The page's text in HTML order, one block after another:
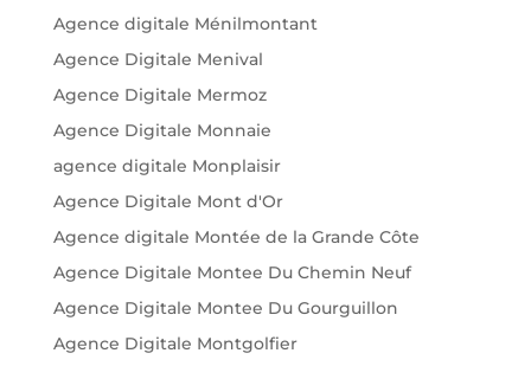
Agence digitale Ménilmontant
Agence Digitale Menival
Agence Digitale Mermoz
Agence Digitale Monnaie
agence digitale Monplaisir
Agence Digitale Mont d'Or
Agence digitale Montée de la Grande Côte
Agence Digitale Montee Du Chemin Neuf
Agence Digitale Montee Du Gourguillon
Agence Digitale Montgolfier